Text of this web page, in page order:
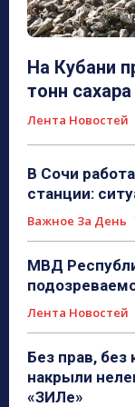
На Кубани
тонн
Лента Новостей
В Сочи
станции:
Важное За День
МВД
Лента Новостей
Без прав, без
накрыли
«ЗИЛе»